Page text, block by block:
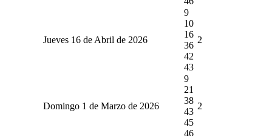
Jueves 16 de Abril de 2026
9
10
16
36
42
43
2
Domingo 1 de Marzo de 2026
9
21
38
43
45
46
2